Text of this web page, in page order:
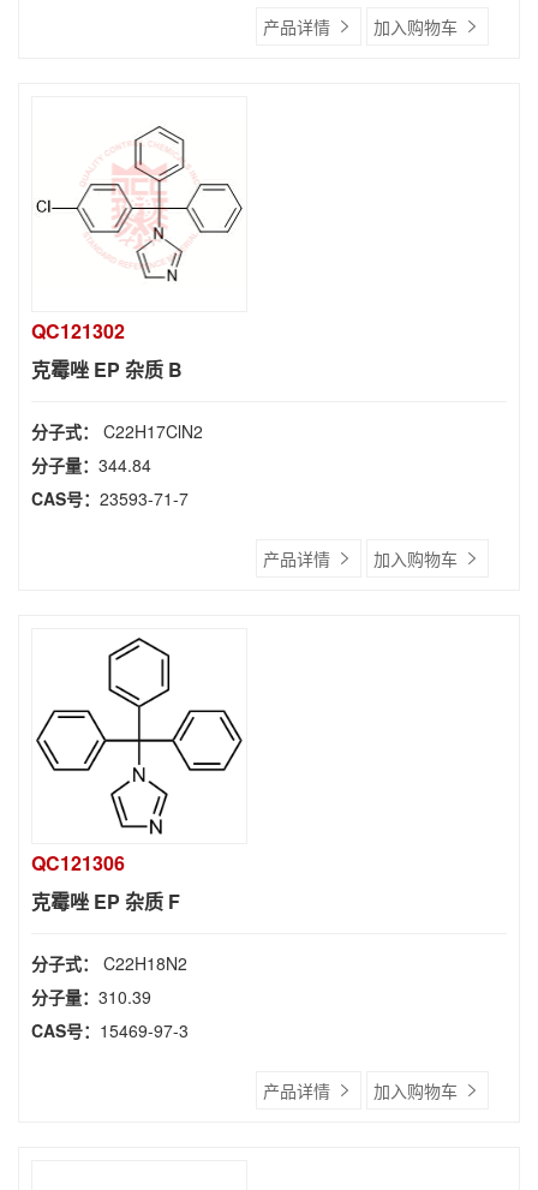
产品详情 加入购物车
QC121302
克霉唑 EP 杂质 B
分子式： C22H17ClN2
分子量： 344.84
CAS号： 23593-71-7
产品详情 加入购物车
QC121306
克霉唑 EP 杂质 F
分子式： C22H18N2
分子量： 310.39
CAS号： 15469-97-3
产品详情 加入购物车